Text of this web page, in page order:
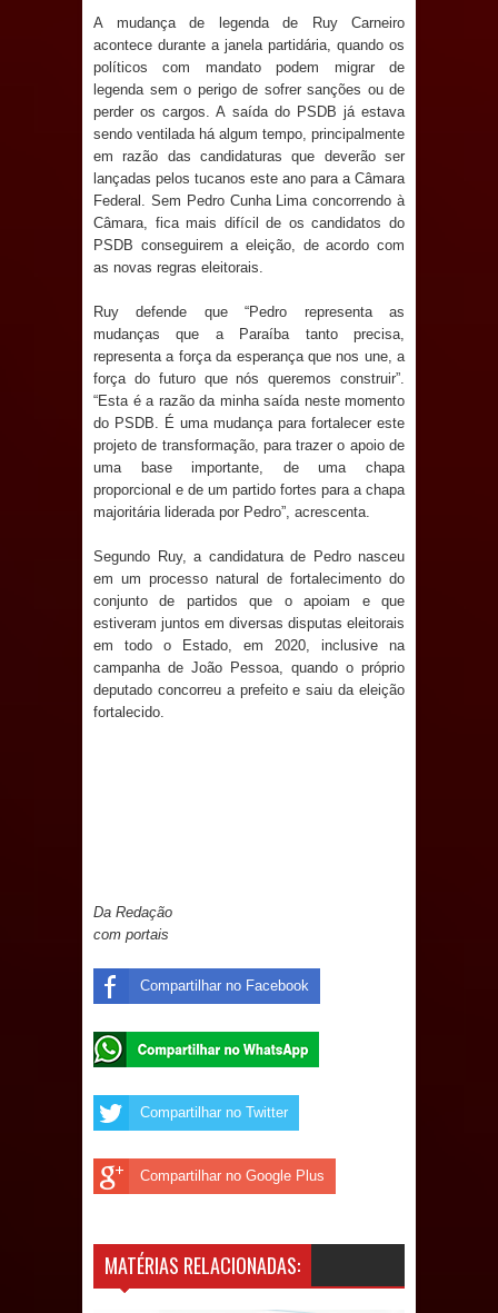
jurídico brasileiro, temas polêmicos;
Prefeitura de Sapé promove
campanha Julho Neon com ações de
conscientização sobre saúde bucal
Caldas Brandão: gestão municipal
e aquece economia para Festa de
Santana
Saúde Bucal: Mais de 470 próteses
dentárias já foram entregues pela
Caldas Brandão: Tradicional Festa de
Santana 2026 será neste sábado (25)
e deve atrair grande público
Denise Ribeiro toma posse no
Diretório Nacional do PDT durante
Dois Gigantes da Poesia Paraibana
inspiram a IV FEIRA LITERÁRIA DO
Vereador Davyd Matias reúne cerca
A mudança de legenda de Ruy Carneiro
acontece durante a janela partidária, quando os
políticos com mandato podem migrar de
legenda sem o perigo de sofrer sanções ou de
perder os cargos. A saída do PSDB já estava
sendo ventilada há algum tempo, principalmente
em razão das candidaturas que deverão ser
lançadas pelos tucanos este ano para a Câmara
Federal. Sem Pedro Cunha Lima concorrendo à
Câmara, fica mais difícil de os candidatos do
PSDB conseguirem a eleição, de acordo com
as novas regras eleitorais.
Ruy defende que “Pedro representa as
mudanças que a Paraíba tanto precisa,
representa a força da esperança que nos une, a
força do futuro que nós queremos construir”.
“Esta é a razão da minha saída neste momento
do PSDB. É uma mudança para fortalecer este
projeto de transformação, para trazer o apoio de
uma base importante, de uma chapa
proporcional e de um partido fortes para a chapa
majoritária liderada por Pedro”, acrescenta.
Segundo Ruy, a candidatura de Pedro nasceu
em um processo natural de fortalecimento do
conjunto de partidos que o apoiam e que
estiveram juntos em diversas disputas eleitorais
em todo o Estado, em 2020, inclusive na
campanha de João Pessoa, quando o próprio
deputado concorreu a prefeito e saiu da eleição
fortalecido.
Da Redação
com portais
Compartilhar no Facebook
Compartilhar no Twitter
Compartilhar no Google Plus
MATÉRIAS RELACIONADAS: